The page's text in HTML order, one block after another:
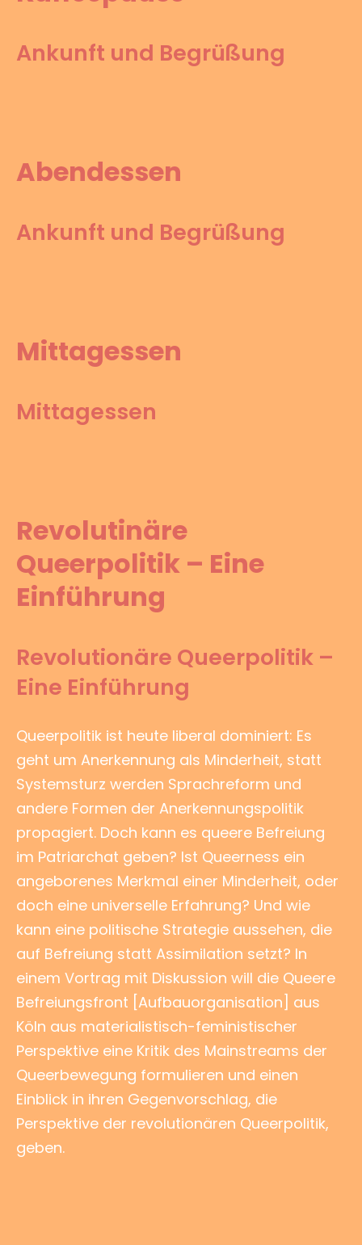
Ankunft und Begrüßung
Abendessen
Ankunft und Begrüßung
Mittagessen
Mittagessen
Revolutinäre
Queerpolitik – Eine
Einführung
Revolutionäre Queerpolitik –
Eine Einführung
Queerpolitik ist heute liberal dominiert: Es
geht um Anerkennung als Minderheit, statt
Systemsturz werden Sprachreform und
andere Formen der Anerkennungspolitik
propagiert. Doch kann es queere Befreiung
im Patriarchat geben? Ist Queerness ein
angeborenes Merkmal einer Minderheit, oder
doch eine universelle Erfahrung? Und wie
kann eine politische Strategie aussehen, die
auf Befreiung statt Assimilation setzt? In
einem Vortrag mit Diskussion will die Queere
Befreiungsfront [Aufbauorganisation] aus
Köln aus materialistisch-feministischer
Perspektive eine Kritik des Mainstreams der
Queerbewegung formulieren und einen
Einblick in ihren Gegenvorschlag, die
Perspektive der revolutionären Queerpolitik,
geben.